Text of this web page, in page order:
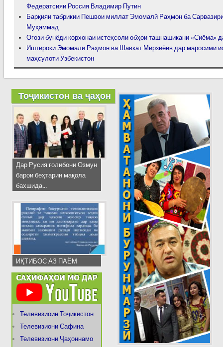
Федератсияи Россия Владимир Путин
Барқияи табрикии Пешвои миллат Эмомалӣ Раҳмон ба
Муҳаммад
Оғози бунёди корхонаи истеҳсоли обҳои ташнашикани «Сиёма»
Иштироки Эмомалӣ Раҳмон ва Шавкат Мирзиёев дар маросими
маҳсулоти Ӯзбекистон
Тоҷикистон ва ҷаҳон
Дар Русия ғолибони Озмун
барои беҳтарин мақола
бахшида...
ИҚТИБОС АЗ ПАЁМ
Телевизиоин Тоҷикистон
Телевизиони Сафина
Телевизиони Ҷаҳоннамо